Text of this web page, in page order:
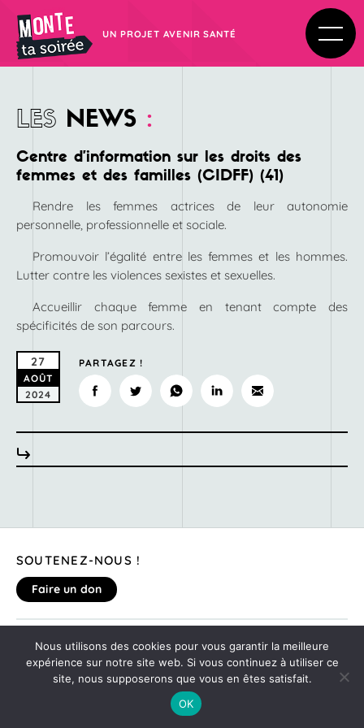
UN PROJET AVENIR SANTÉ
LES NEWS :
Centre d’information sur les droits des
femmes et des familles (CIDFF) (41)
Rendre les femmes actrices de leur autonomie
personnelle, professionnelle et sociale.
Promouvoir l’égalité entre les femmes et les hommes.
Lutter contre les violences sexistes et sexuelles.
Accueillir chaque femme en tenant compte des
spécificités de son parcours.
27
AOÛT
2024
PARTAGEZ !
SOUTENEZ-NOUS !
Faire un don
MENTIONS LÉGALES
DONNEZ VOTRE AVIS SUR LE SITE
MONTE TA SOIRÉE
Nous utilisons des cookies pour vous garantir la meilleure
expérience sur notre site web. Si vous continuez à utiliser ce
site, nous supposerons que vous en êtes satisfait.
OK